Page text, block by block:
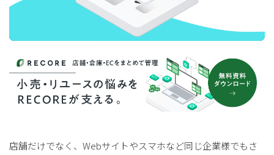
店舗だけでなく、Webサイトやスマホなど同じ企業様でもさ